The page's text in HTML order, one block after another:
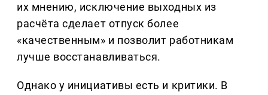
их мнению, исключение выходных из
расчёта сделает отпуск более
«качественным» и позволит работникам
лучше восстанавливаться.
Однако у инициативы есть и критики. В